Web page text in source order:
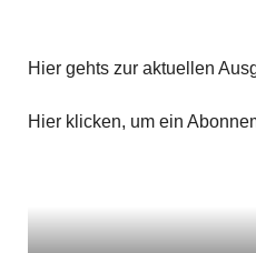
Hier gehts zur aktuellen
Hier klicken, um ein